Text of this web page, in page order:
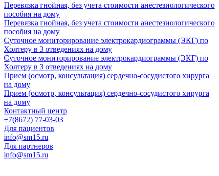
Перевязка гнойная, без учета стоимости анестезиологического
пособия на дому
Перевязка гнойная, без учета стоимости анестезиологического
пособия на дому
Суточное мониторирование электрокардиограммы (ЭКГ) по
Холтеру в 3 отведениях на дому
Суточное мониторирование электрокардиограммы (ЭКГ) по
Холтеру в 3 отведениях на дому
Прием (осмотр, консультация) сердечно-сосудистого хирурга
на дому
Прием (осмотр, консультация) сердечно-сосудистого хирурга
на дому
Контактный центр
+7(8672) 77-03-03
Для пациентов
info@sm15.ru
Для партнеров
info@sm15.ru